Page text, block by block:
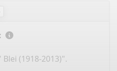
(1918-2013)".